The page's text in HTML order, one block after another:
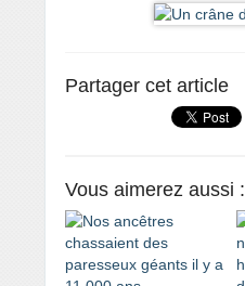
Partager cet article
Vous aimerez aussi :